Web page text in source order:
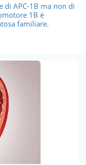
di APC-1B ma non di
1B è
familiare.